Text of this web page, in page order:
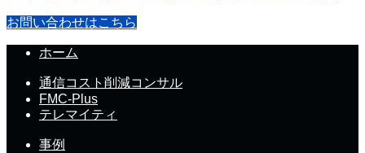
お問い合わせはこちら
ホーム
通信コスト削減コンサル
FMC-Plus
テレマイティ
事例